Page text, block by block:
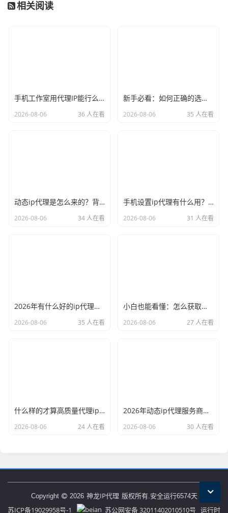
相关阅读
手机工作室用代理IP能行么？过来人的经验告诉你答案
2026-08-06 36 人在看
新手必看：如何正确的选择代理ip软件，别再交智商税了
2026-08-06 35 人在看
动态ip代理是怎么来的？背后的原理比你想象的精彩
2026-08-06 34 人在看
手机设置ip代理有什么用？不只是改定位那么简单
2026-08-06 31 人在看
2026年有什么好的ip代理软件？亲测后我只推荐这几个
2026-08-06 35 人在看
小白也能看懂：怎么获取代理ip和端口号，一步步教会你
2026-08-06 27 人在看
什么样的才算高质量代理ip？资深玩家总结了三个硬指标
2026-08-06 24 人在看
2026年动态ip代理服务商有哪些？这份清单建议收藏
2026-08-06 30 人在看
Copyright 2026 神龙IP代理 版权所有.安全运行6574天
苏ICP备19029958号-1 苏公网安备 32011402010510号 运行时